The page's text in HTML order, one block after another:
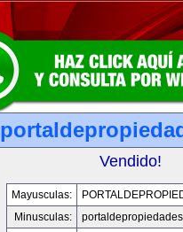
Vendido!
Mayusculas:
Minusculas: